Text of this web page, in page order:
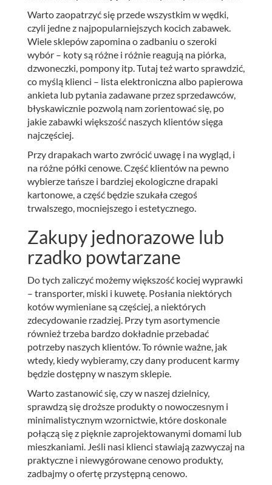
Warto zaopatrzyć się przede wszystkim w wędki,
czyli jedne z najpopularniejszych kocich zabawek.
Wiele sklepów zapomina o zadbaniu o szeroki
wybór – koty są różne i różnie reagują na piórka,
dzwoneczki, pompony itp. Tutaj też warto sprawdzić,
co myślą klienci – lista elektroniczna albo papierowa
ankieta lub pytania zadawane przez sprzedawców,
błyskawicznie pozwolą nam zorientować się, po
jakie zabawki większość naszych klientów sięga
najczęściej.
Przy drapakach warto zwrócić uwagę i na wygląd, i
na różne półki cenowe. Część klientów na pewno
wybierze tańsze i bardziej ekologiczne drapaki
kartonowe, a część będzie szukała czegoś
trwalszego, mocniejszego i estetycznego.
Zakupy jednorazowe lub
rzadko powtarzane
Do tych zaliczyć możemy większość kociej wyprawki
– transporter, miski i kuwetę. Posłania niektórych
kotów wymieniane są częściej, a niektórych
zdecydowanie rzadziej. Przy tym asortymencie
również trzeba bardzo dokładnie przebadać
potrzeby naszych klientów. To równie ważne, jak
wtedy, kiedy wybieramy, czy dany producent karmy
będzie dostępny w naszym sklepie.
Warto zastanowić się, czy w naszej dzielnicy,
sprawdzą się droższe produkty o nowoczesnym i
minimalistycznym wzornictwie, które doskonale
połączą się z pięknie zaprojektowanymi domami lub
mieszkaniami. Jeśli nasi klienci stawiają zazwyczaj na
praktyczne i niewygórowane cenowo produkty,
zadbajmy o ofertę przystępną cenowo.